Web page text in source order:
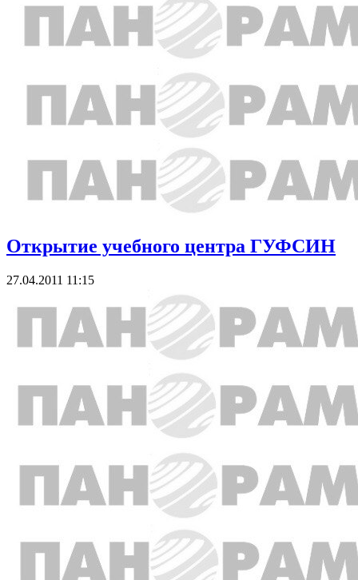
Открытие учебного центра ГУФСИН
27.04.2011 11:15